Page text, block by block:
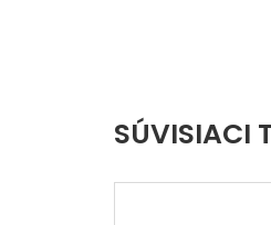
SÚVISIACI